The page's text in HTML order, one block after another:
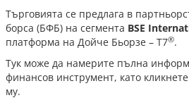
Търговията се предлага в
борса (БФБ) на сегмента BSE
платформа на Дойче Бьорзе – T7®.
Тук може да намерите пълна
финансов инструмент, като
му.